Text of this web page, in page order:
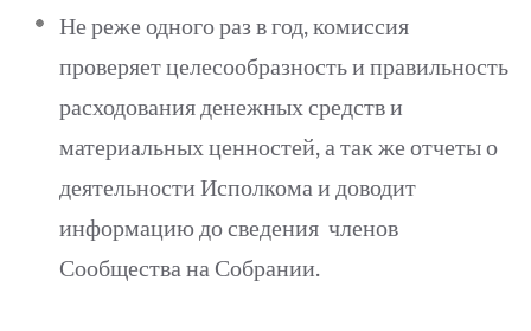
Не реже одного раз в год, комиссия
проверяет целесообразность и правильность
расходования денежных средств и
материальных ценностей, а так же отчеты о
деятельности Исполкома и доводит
информацию до сведения членов
Сообщества на Собрании.